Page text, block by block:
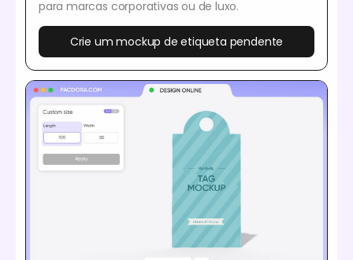
para marcas corporativas ou de luxo.
Crie um mockup de etiqueta pendente